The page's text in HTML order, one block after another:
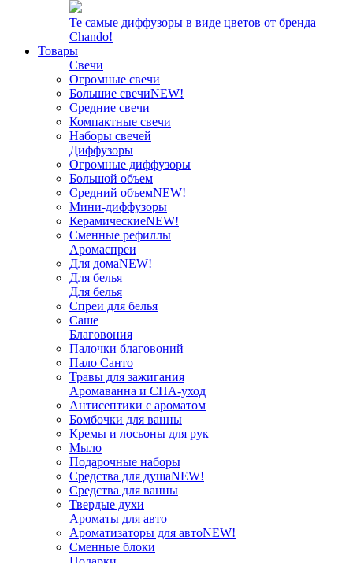
Те самые диффузоры в виде цветов от бренда
Chando!
Товары
Свечи
Огромные свечи
Большие свечиNEW!
Средние свечи
Компактные свечи
Наборы свечей
Диффузоры
Огромные диффузоры
Большой объем
Средний объемNEW!
Мини-диффузоры
КерамическиеNEW!
Сменные рефиллы
Аромаспреи
Для домаNEW!
Для белья
Для белья
Спреи для белья
Саше
Благовония
Палочки благовоний
Пало Санто
Травы для зажигания
Аромаванна и СПА-уход
Антисептики с ароматом
Бомбочки для ванны
Кремы и лосьоны для рук
Мыло
Подарочные наборы
Средства для душаNEW!
Средства для ванны
Твердые духи
Ароматы для авто
Ароматизаторы для автоNEW!
Сменные блоки